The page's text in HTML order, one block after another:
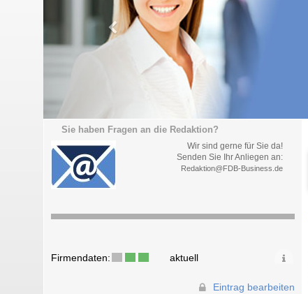
Sie haben Fragen an die Redaktion?
Wir sind gerne für Sie da!
Senden Sie Ihr Anliegen an:
Redaktion@FDB-Business.de
Firmendaten: aktuell
Eintrag bearbeiten